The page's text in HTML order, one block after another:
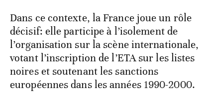
Dans ce contexte, la France joue un rôle
décisif: elle participe à l’isolement de
l’organisation sur la scène internationale,
votant l’inscription de l’ETA sur les listes
noires et soutenant les sanctions
européennes dans les années 1990-2000.